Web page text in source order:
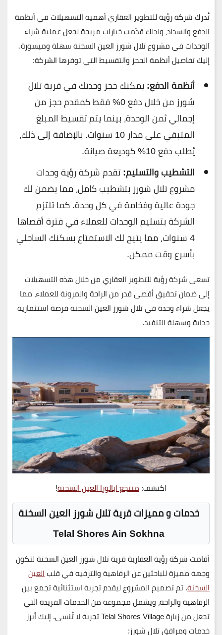
تُدرك شركة رؤية للتطوير العقاري أهمية التسهيلات في أنظمة
الدفع والسداد، ولذلك قدّمت خيارات مريحة لجعل عملية شراء
الوحدات في مشروع تلال شورز العين السخنة سهلة وميسورة.
إليك تفاصيل أنظمة الحجز والتقسيط التي توفرها الشركة:
أنظمة الدفع: يمكنك حجز وحدتك في قرية تلال
شورز من خلال دفع 0% فقط كمقدم حجز من
إجمالي ثمن الوحدة، بينما يتم تقسيط المبلغ
المتبقي على مدار 10 سنوات. بالإضافة إلى ذلك،
يُطلب دفع 10% كوديعة صيانة.
التشطيب والتسليم:تقدم شركة رؤية وحدات
مشروع تلال شورز بتشطيب كامل، مما يضمن لك
جودة عالية وفخامة في كل وحدة. كما تلتزم
الشركة بتسليم الوحدات للعملاء في فترة أقصاها
4 سنوات، مما يتيح لك الاستمتاع بسكنك الساحلي
بأسرع وقت ممكن.
تسعى شركة رؤية للتطوير العقاري من خلال هذه التسهيلات
إلى ضمان تحقيق أقصى قدر من الراحة والمرونة للعملاء، مما
يجعل شراء وحدة في تلال شورز العين السخنة فرصة استثمارية
جذابة وسهلة التنفيذ.
اكتشف:منتجع ايالورا العين السخنة!
خدمات و مميزات قرية تلال شورز العين السخنة
Telal Shores Ain Sokhna
أقامت شركة رؤية العقارية قرية تلال شورز العين السخنة لتكون
وجهة مميزة للباحثين عن الرفاهية والترفيه في قلبالعين
السخنة. تم تصميم المشروع ليقدم تجربة استثنائية تجمع بين
الرفاهية والراحة، ويشمل مجموعة من الخدمات الفريدة التي
تجعل من زيارة Telal Shores Village تجربة لا تُنسى. إليك أبرز
خدمات ومرافق تلال شورز: